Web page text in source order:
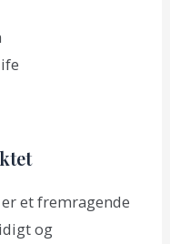
et fremragende
og